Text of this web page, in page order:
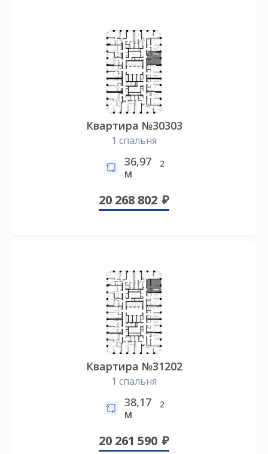
Квартира №30303
1 спальня
36,97
м
2
20 268 802
Квартира №31202
1 спальня
38,17
м
2
20 261 590